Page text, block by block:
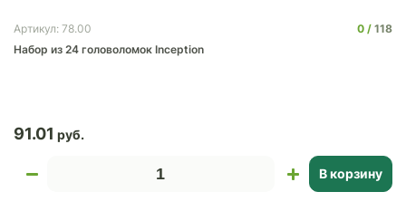
Артикул: 78.00 0
118
Набор из 24 головоломок Inception
91.01
В корзину